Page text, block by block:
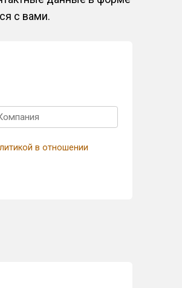
с вами.
в отношении